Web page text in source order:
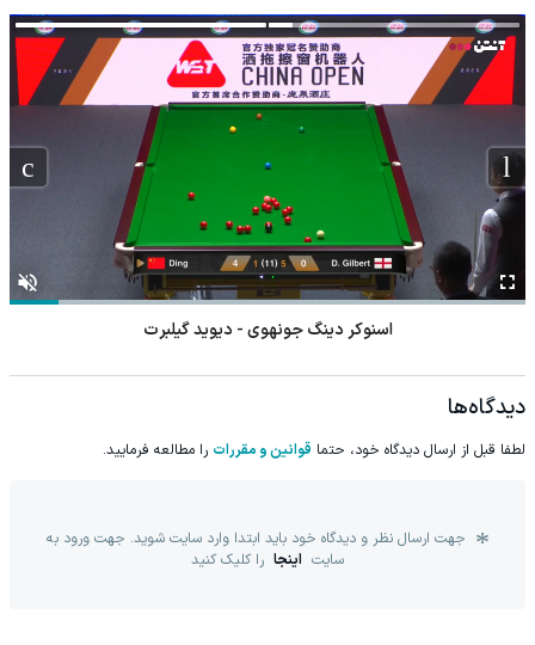
اسنوکر دینگ جونهوی - دیوید گیلبرت
دیدگاه‌ها
لطفا قبل از ارسال دیدگاه خود، حتما قوانین و مقررات را مطالعه فرمایید.
جهت ارسال نظر و دیدگاه خود باید ابتدا وارد سایت شوید. جهت ورود به
سایت اینجا را کلیک کنید